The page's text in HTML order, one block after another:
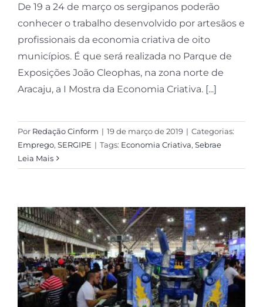
De 19 a 24 de março os sergipanos poderão
conhecer o trabalho desenvolvido por artesãos e
profissionais da economia criativa de oito
municípios. É que será realizada no Parque de
Exposições João Cleophas, na zona norte de
Aracaju, a I Mostra da Economia Criativa. [...]
Por Redação Cinform | 19 de março de 2019 | Categorias:
Emprego, SERGIPE | Tags: Economia Criativa, Sebrae
Leia Mais